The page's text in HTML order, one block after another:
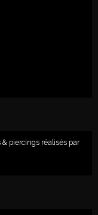
piercings réalisés par